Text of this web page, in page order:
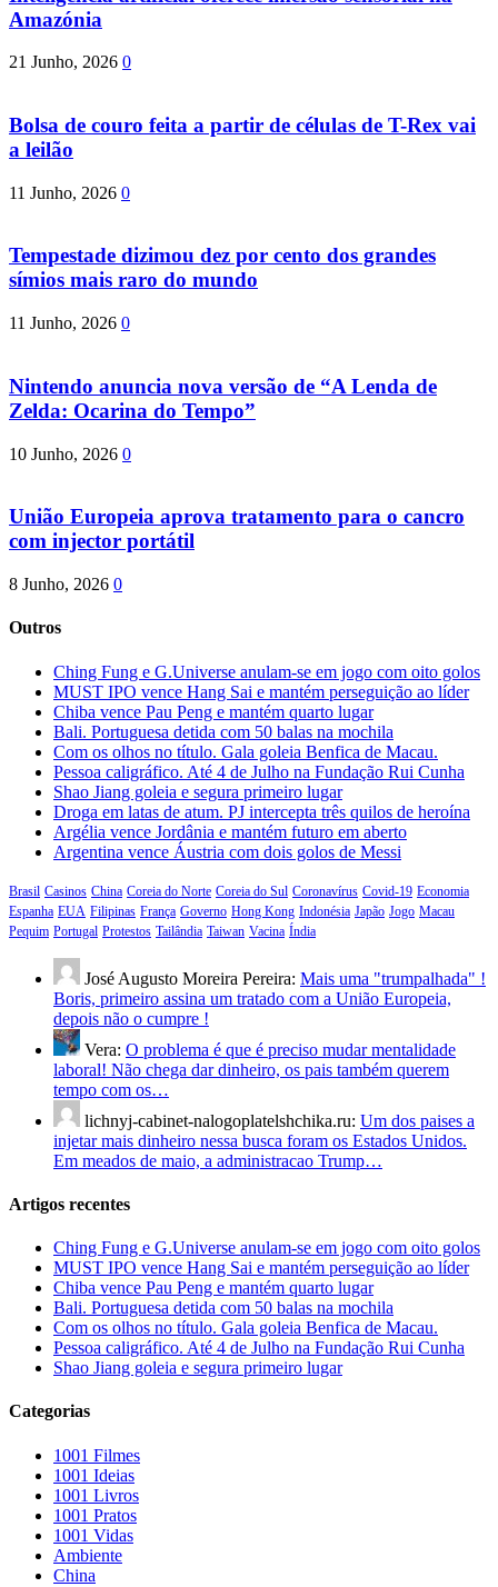
Amazónia
21 Junho, 2026 0
Bolsa de couro feita a partir de células de T-Rex vai
a leilão
11 Junho, 2026 0
Tempestade dizimou dez por cento dos grandes
símios mais raro do mundo
11 Junho, 2026 0
Nintendo anuncia nova versão de “A Lenda de
Zelda: Ocarina do Tempo”
10 Junho, 2026 0
União Europeia aprova tratamento para o cancro
com injector portátil
8 Junho, 2026 0
Outros
Ching Fung e G.Universe anulam-se em jogo com oito golos
MUST IPO vence Hang Sai e mantém perseguição ao líder
Chiba vence Pau Peng e mantém quarto lugar
Bali. Portuguesa detida com 50 balas na mochila
Com os olhos no título. Gala goleia Benfica de Macau.
Pessoa caligráfico. Até 4 de Julho na Fundação Rui Cunha
Shao Jiang goleia e segura primeiro lugar
Droga em latas de atum. PJ intercepta três quilos de heroína
Argélia vence Jordânia e mantém futuro em aberto
Argentina vence Áustria com dois golos de Messi
Brasil Casinos China Coreia do Norte Coreia do Sul Coronavírus Covid-19 Economia
Espanha EUA Filipinas França Governo Hong Kong Indonésia Japão Jogo Macau
Pequim Portugal Protestos Tailândia Taiwan Vacina Índia
José Augusto Moreira Pereira: Mais uma "trumpalhada" !
Boris, primeiro assina um tratado com a União Europeia,
depois não o cumpre !
Vera: O problema é que é preciso mudar mentalidade
laboral! Não chega dar dinheiro, os pais também querem
tempo com os…
lichnyj-cabinet-nalogoplatelshchika.ru: Um dos paises a
injetar mais dinheiro nessa busca foram os Estados Unidos.
Em meados de maio, a administracao Trump…
Artigos recentes
Ching Fung e G.Universe anulam-se em jogo com oito golos
MUST IPO vence Hang Sai e mantém perseguição ao líder
Chiba vence Pau Peng e mantém quarto lugar
Bali. Portuguesa detida com 50 balas na mochila
Com os olhos no título. Gala goleia Benfica de Macau.
Pessoa caligráfico. Até 4 de Julho na Fundação Rui Cunha
Shao Jiang goleia e segura primeiro lugar
Categorias
1001 Filmes
1001 Ideias
1001 Livros
1001 Pratos
1001 Vidas
Ambiente
China